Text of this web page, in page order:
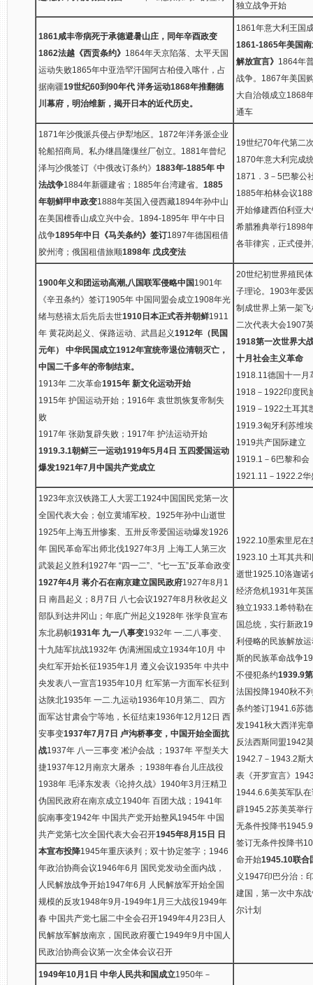
独立战争开始
1861咸丰帝病死于承德避暑山庄，同年辛酉政变
1862法越《西贡条约》 1864年天京陷落、太平天国
运动失败1865年中亚浩罕汗国阿古柏侵入喀什，占
据南疆19世纪60到90年代 洋务运动1868年推翻德
川幕府，明治维新，揭开日本的近代历史。
1861年意大利王国
1861-1865年美国
解放宣言》 1864年
战争。1867年美国
大自治领成立1868
通车
1871年沙俄派兵侵占伊犁地区。1872年洋务派企业
轮船招商局。私办继昌隆缫丝厂创立。1881年曾纪
泽与沙俄签订《中俄改订条约》 1883年-1885年 中
法战争1884年新疆建省；1885年台湾建省。 1885
年朝鲜甲申政变1888年英国入侵西藏1894年孙中山
在美国檀香山成立兴中会。1894-1895年 甲午中日
战争1895年中日《马关条约》签订1897年德国租借
胶州湾；俄国租借旅顺1898年 戊戌变法
19世纪70年代第二
1870年意大利完成
1871．3－5巴黎公
1885年柏林会议
开始修建西伯利亚
希腊雅典举行1898
各菲律宾，正式侵
1900年义和团运动高潮,八国联军侵略中国1901年
《辛丑条约》签订1905年 中国同盟会成立1908年光
绪与慈禧太后先后去世1910日本正式吞并朝鲜1911
年 黄花岗起义、保路运动、武昌起义1912年（民国
元年） 中华民国成立1912年宣统帝退位清朝灭亡，
中国二千多年的帝制结束。
1913年 二次革命1915年 新文化运动开始
1915年 护国运动开始；1916年 袁世凯恢复帝制失
败
1917年 张勋复辟失败；1917年 护法运动开始
1919.3.1朝鲜三一运动1919年5月4日 五四爱国运动
爆发1921年7月中国共产党成立
20世纪初世界殖民
子理论。1903年爱
制成世界上第一架
二次代表大会1907
1918第一次世界大
十月社会主义革命
1918.11德国十一月
1918－1922印度民
1919－1922土耳其
1919.3匈牙利苏维
1919共产国际建立
1919.1－6巴黎和会
1921.11－1922.2华
1923年京汉铁路工人大罢工1924中国国民党第一次
全国代表大会；创立黄埔军校。1925年孙中山逝世
1925年上海五卅惨案、五卅反帝爱国运动爆发1926
年 国民革命军出师北伐1927年3月 上海工人第三次
武装起义胜利1927年 “四一二”、“七一五”反革命政变
1927年4月 蒋介石在南京建立国民政府1927年8月1
日 南昌起义；8月7日 八七会议1927年8月秋收起义
部队到达井冈山；年底广州起义1928年 张学良宣布
东北易帜1931年 九一八事变1932年 一.二八事变、
十九陆军抗战1932年 伪满洲国成立1934年10月 中
央红军开始长征1935年1月 遵义会议1935年 中共中
央发表八一宣言1935年10月 红军第一方面军长征到
达陕北1935年 一二.九运动1936年10月第二、四方
面军达甘肃会宁等地，长征结束1936年12月12日 西
安事变1937年7月7日 卢沟桥事变，中国开始全面抗
战1937年 八一三事变 凇沪会战 ；1937年 平型关大
捷1937年12月南京大屠杀 ；1938年春台儿庄战役
1938年 毛泽东发表《论持久战》1940年3月汪精卫
伪国民政府在南京成立1940年 百团大战；1941年
皖南事变1942年 中国共产党开始整风1945年 中国
共产党第七次全国代表大会召开1945年8月15日 日
本宣布投降1945年重庆谈判；双十协定签字；1946
年政治协商会议1946年6月 国民党发动全面内战，
人民解放战争开始1947年6月 人民解放军开始全国
规模的反攻1948年9月-1949年1月三大战役1949年
春 中国共产党七届二中全会召开1949年4月23日人
民解放军解放南京，国民政府覆亡1949年9月中国人
民政治协商会议第一次全体会议召开
1922.10墨索里尼在
1923.10 土耳其共
逝世1925.10洛迦诺
经济危机1931年英
独立1933.1希特勒
国总统，实行新政
利侵略的民族解放
斯的民族革命战争
不侵犯条约1939.9
法国投降1940秋不
条约签订1941.6苏
发1941秋大西洋宪
反法西斯同盟1942
1942.7－1943.2斯
表《开罗宣言》
1944.6.6美英军队
辟1945.2苏美英举
无条件投降书
签订无条件投降书
命开始1945.10联合
义1947印巴分治：
建国，第一次中东
尔计划
1949年10月1日 中华人民共和国成立1950年－